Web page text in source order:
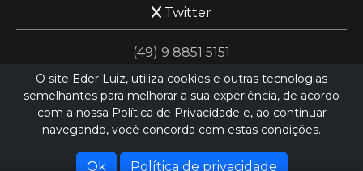
Twitter
(49) 9 8851 5151
jornalismo@ederluiz.com.vc
Hospedado porHEXIO CLOUD
O site Eder Luiz, utiliza cookies e outras tecnologias
semelhantes para melhorar a sua experiência, de acordo
com a nossa Política de Privacidade e, ao continuar
navegando, você concorda com estas condições.
Ok Política de privacidade